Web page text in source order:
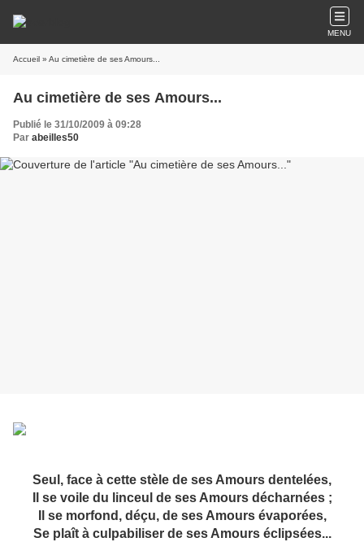
MENU
Accueil » Au cimetière de ses Amours...
Au cimetière de ses Amours...
Publié le 31/10/2009 à 09:28
Par abeilles50
Seul, face à cette stèle de ses Amours dentelées,
Il se voile du linceul de ses Amours décharnées ;
Il se morfond, déçu, de ses Amours évaporées,
Se plaît à culpabiliser de ses Amours éclipsées...